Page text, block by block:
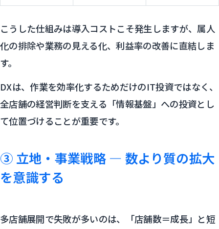
こうした仕組みは導入コストこそ発生しますが、属人
化の排除や業務の見える化、利益率の改善に直結しま
す。
DXは、作業を効率化するためだけのIT投資ではなく、
全店舗の経営判断を支える「情報基盤」への投資とし
て位置づけることが重要です。
③ 立地・事業戦略 ― 数より質の拡大
を意識する
多店舗展開で失敗が多いのは、「店舗数＝成長」と短